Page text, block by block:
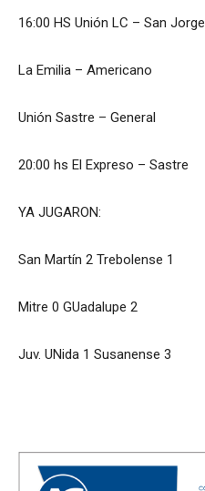
16:00 HS Unión LC – San Jorge
La Emilia – Americano
Unión Sastre – General
20:00 hs El Expreso – Sastre
YA JUGARON:
San Martín 2 Trebolense 1
Mitre 0 GUadalupe 2
Juv. UNida 1 Susanense 3